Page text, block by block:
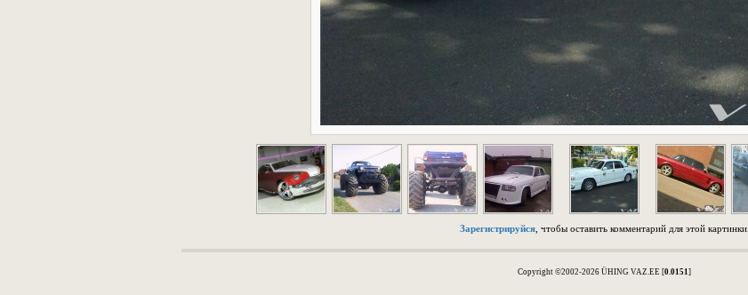
Зарегистрируйся, чтобы оставить комментарий для этой картинки.
Copyright ©2002-2026 ÜHING VAZ.EE [0.0151]